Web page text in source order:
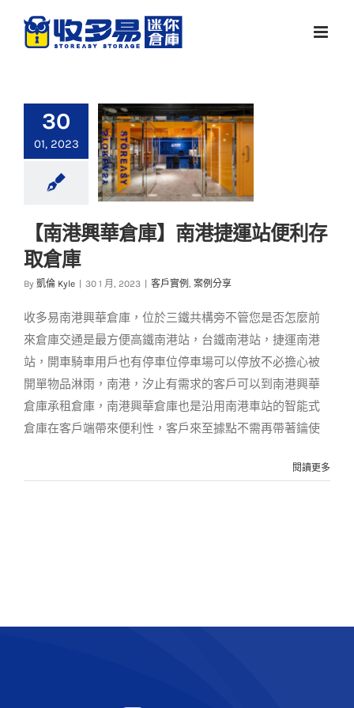
30
01, 2023
【南港興華倉庫】南
庫
【南港興華倉庫】南港捷運站便利存
取倉庫
By 凱倫 Kyle 30 1 月, 2023 客戶實例 , 案例分享
收多易南港興華倉庫，位於三鐵共構旁不管您是否怎麼前
來倉庫交通是最方便高鐵南港站，台鐵南港站，捷運南港
站，開車騎車用戶也有停車位停車場可以停放不必擔心被
開單物品淋雨，南港，汐止有需求的客戶可以到南港興華
倉庫承租倉庫，南港興華倉庫也是沿用南港車站的智能式
倉庫在客戶端帶來便利性，客戶來至據點不需再帶著鑰使
閱讀更多